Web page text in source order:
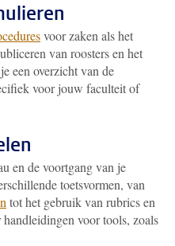
voor zaken als het
van roosters en het
een overzicht van de
voor jouw faculteit of
en de voortgang van je
toetsvormen, van
tot het gebruik van rubrics en
voor tools, zoals